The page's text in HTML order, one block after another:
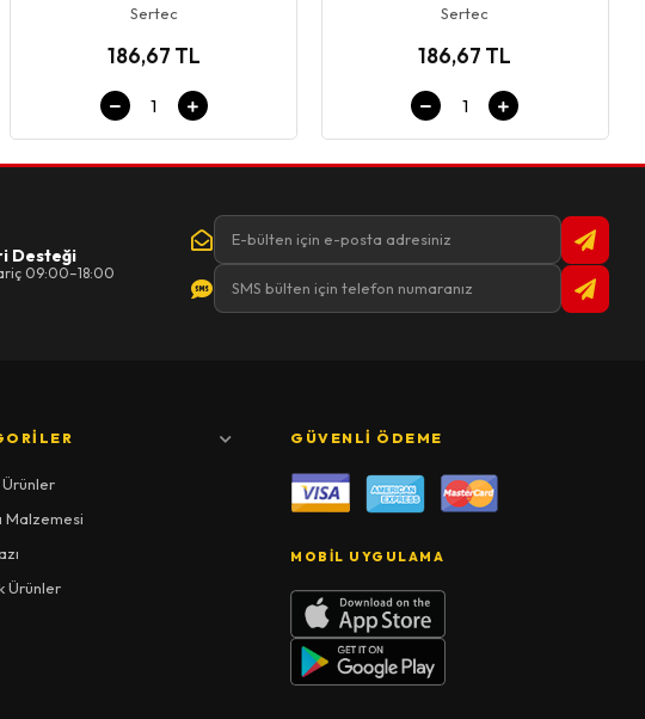
Sertec
186,67 TL
Sertec
186,67 TL
Desteği
09:00–18:00
Malzemesi
Ürünler
GÜVENLI ÖDEME
MOBIL UYGULAMA